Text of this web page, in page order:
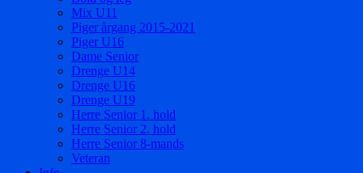
Mix U11
Piger årgang 2015-2021
Piger U16
Dame Senior
Drenge U14
Drenge U16
Drenge U19
Herre Senior 1. hold
Herre Senior 2. hold
Herre Senior 8-mands
Veteran